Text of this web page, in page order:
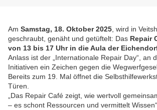
Am Samstag, 18. Oktober 2025 , wird in
geschraubt, genäht und getüftelt: Das Repair
von 13 bis 17 Uhr in die Aula der
Anlass ist der „Internationale Repair Day“, an
Initiativen ein Zeichen gegen die
Bereits zum 19. Mal öffnet die
Türen.
„Das Repair Café zeigt, wie wertvoll
– es schont Ressourcen und vermittelt